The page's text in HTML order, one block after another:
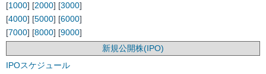
[1000] [2000] [3000]
[4000] [5000] [6000]
[7000] [8000] [9000]
新規公開株(IPO)
IPOスケジュール